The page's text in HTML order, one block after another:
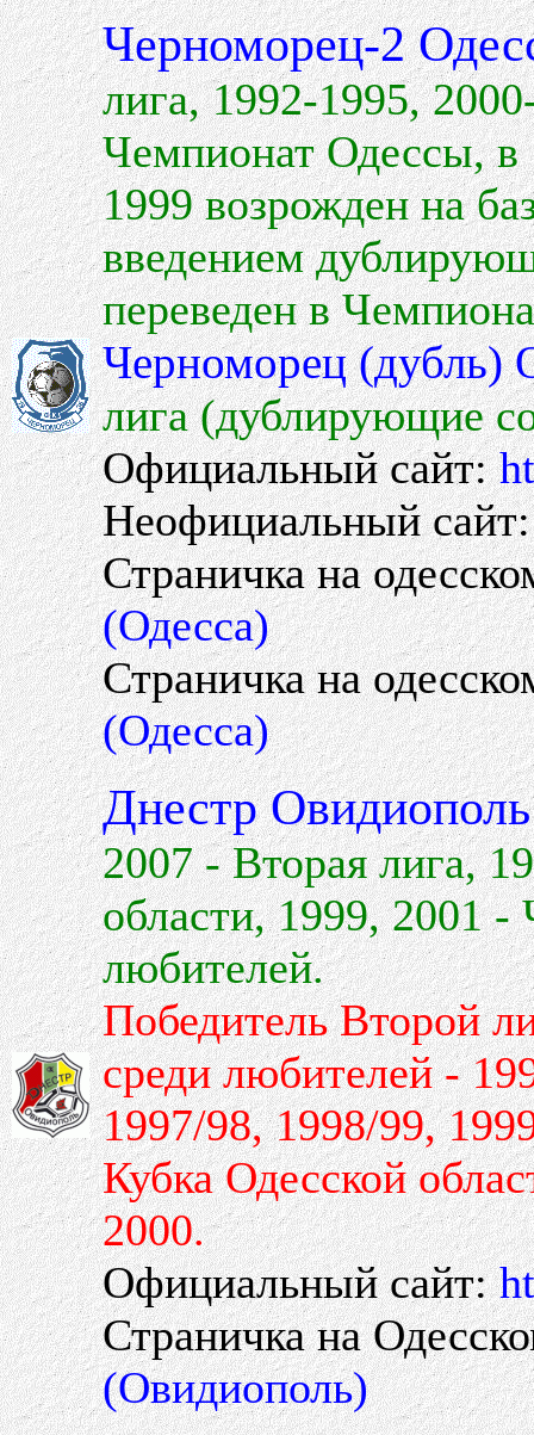
Черноморец-2
лига, 1992-1995,
Чемпионат Одессы, в
1999 возрожден на
введением
переведен в
Черноморец (дубль)
лига (дублирующие
Официальный сайт:
Неофициальный
Страничка на
(Одесса)
Страничка на
(Одесса)
Днестр
2007 - Вторая лига,
области, 1999, 2001
любителей.
Победитель Второй
среди любителей -
1997/98, 1998/99,
Кубка Одесской
2000.
Официальный сайт:
Страничка на
(Овидиополь)